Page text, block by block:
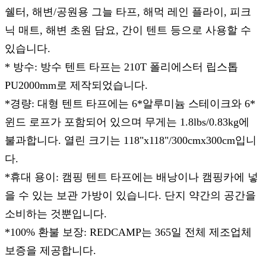
쉘터, 해변/공원용 그늘 타프, 해먹 레인 플라이, 피크
닉 매트, 해변 초원 담요, 간이 텐트 등으로 사용할 수
있습니다.
* 방수: 방수 텐트 타프는 210T 폴리에스터 립스톱
PU2000mm로 제작되었습니다.
*경량: 대형 텐트 타프에는 6*알루미늄 스테이크와 6*
윈드 로프가 포함되어 있으며 무게는 1.8lbs/0.83kg에
불과합니다. 열린 크기는 118"x118"/300cmx300cm입니
다.
*휴대 용이: 캠핑 텐트 타프에는 배낭이나 캠핑카에 넣
을 수 있는 보관 가방이 있습니다. 단지 약간의 공간을
소비하는 것뿐입니다.
*100% 환불 보장: REDCAMP는 365일 전체 제조업체
보증을 제공합니다.